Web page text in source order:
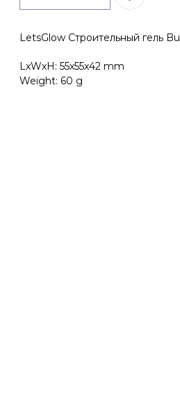
LetsGlow Строительный гель
LxWxH: 55x55x42 mm
Weight: 60 g